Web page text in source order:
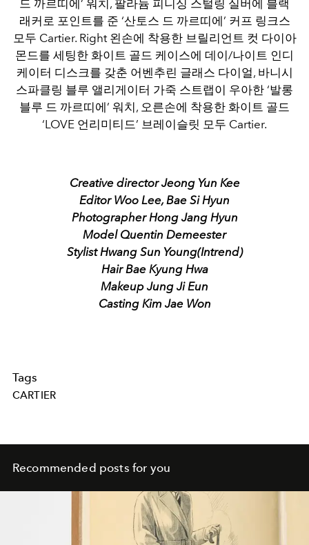
드 까르띠에’ 워치, 팔라듐 피니싱 스털링 실버에 블랙
래커로 포인트를 준 ‘산토스 드 까르띠에’ 커프 링크스
모두 Cartier. Right 왼손에 착용한 브릴리언트 컷 다이아
몬드를 세팅한 화이트 골드 케이스에 데이/나이트 인디
케이터 디스크를 갖춘 어벤추린 글래스 다이얼, 바니시
스파클링 블루 앨리게이터 가죽 스트랩이 우아한 ‘발롱
블루 드 까르띠에’ 워치, 오른손에 착용한 화이트 골드
‘LOVE 언리미티드’ 브레이슬릿 모두 Cartier.
Creative director Jeong Yun Kee
Editor Woo Lee, Bae Si Hyun
Photographer Hong Jang Hyun
Model Quentin Demeester
Stylist Hwang Sun Young(Intrend)
Hair Bae Kyung Hwa
Makeup Jung Ji Eun
Casting Kim Jae Won
Tags
CARTIER
Recommended posts for you